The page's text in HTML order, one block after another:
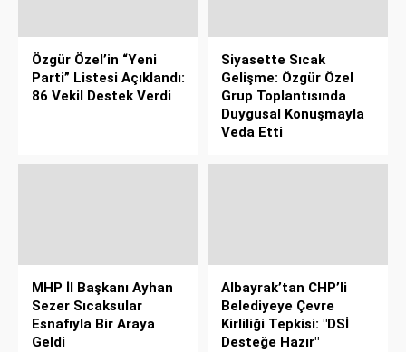
Özgür Özel’in “Yeni
Parti” Listesi Açıklandı:
86 Vekil Destek Verdi
Siyasette Sıcak
Gelişme: Özgür Özel
Grup Toplantısında
Duygusal Konuşmayla
Veda Etti
MHP İl Başkanı Ayhan
Sezer Sıcaksular
Esnafıyla Bir Araya
Geldi
Albayrak’tan CHP’li
Belediyeye Çevre
Kirliliği Tepkisi: "DSİ
Desteğe Hazır"